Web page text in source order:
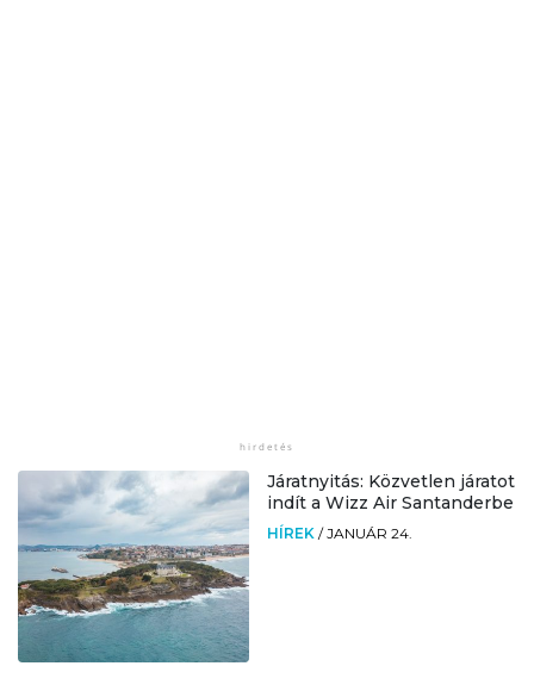
Járatnyitás: Közvetlen járatot
indít a Wizz Air Santanderbe
HÍREK /JANUÁR 24.